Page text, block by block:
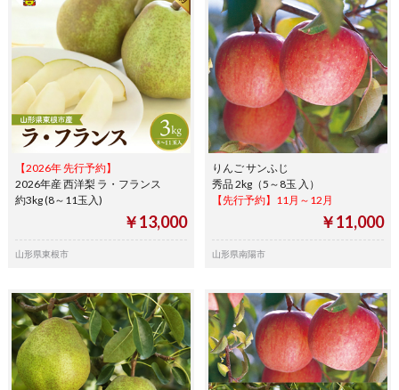
【2026年 先行予約】
2026年産 西洋梨 ラ・フランス
約3kg (8～11玉入)
￥13,000
山形県東根市
りんご サンふじ
秀品 2kg（5～8玉 入）
【先行予約】11月～12月
￥11,000
山形県南陽市